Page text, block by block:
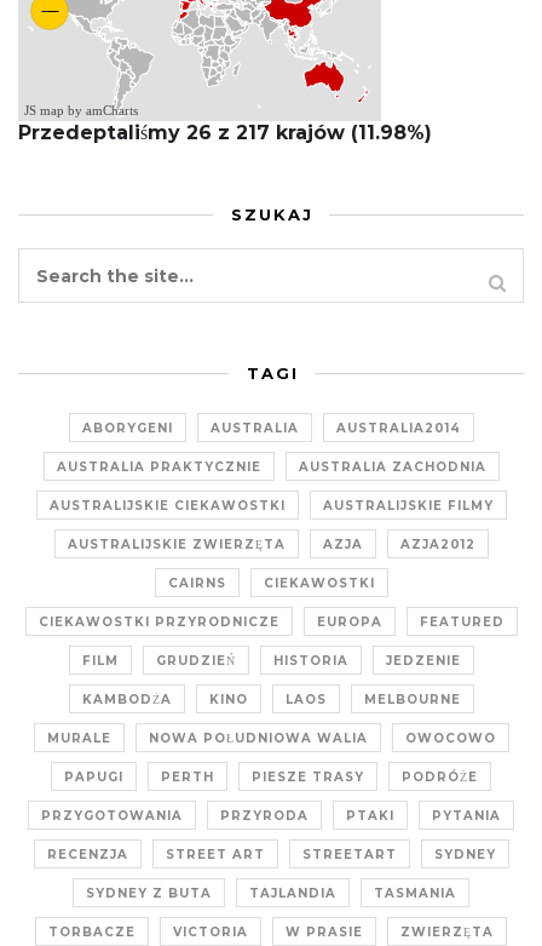
JS map by amCharts
Przedeptaliśmy 26 z 217 krajów (11.98%)
SZUKAJ
TAGI
ABORYGENI AUSTRALIA AUSTRALIA2014
AUSTRALIA PRAKTYCZNIE AUSTRALIA ZACHODNIA
AUSTRALIJSKIE CIEKAWOSTKI AUSTRALIJSKIE FILMY
AUSTRALIJSKIE ZWIERZĘTA AZJA AZJA2012
CAIRNS CIEKAWOSTKI
CIEKAWOSTKI PRZYRODNICZE EUROPA FEATURED
FILM GRUDZIEŃ HISTORIA JEDZENIE
KAMBODŻA KINO LAOS MELBOURNE
MURALE NOWA POŁUDNIOWA WALIA OWOCOWO
PAPUGI PERTH PIESZE TRASY PODRÓŻE
PRZYGOTOWANIA PRZYRODA PTAKI PYTANIA
RECENZJA STREET ART STREETART SYDNEY
SYDNEY Z BUTA TAJLANDIA TASMANIA
TORBACZE VICTORIA W PRASIE ZWIERZĘTA